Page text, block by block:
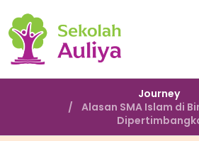
Journey
Alasan SMA Islam di